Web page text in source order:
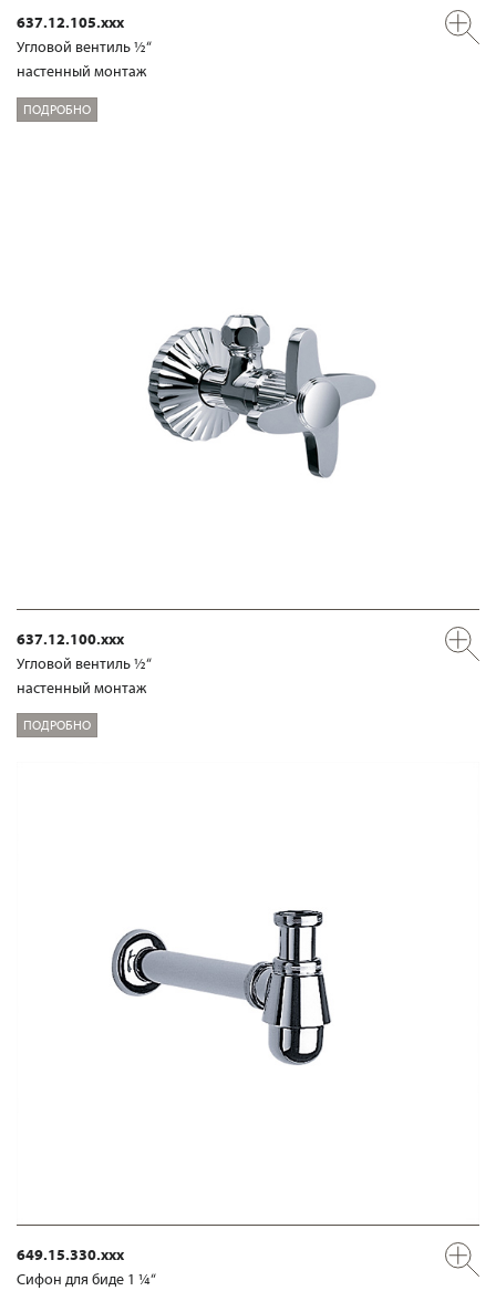
637.12.105.xxx
Угловой вентиль ½“
настенный монтаж
ПОДРОБНО
637.12.100.xxx
Угловой вентиль ½“
настенный монтаж
ПОДРОБНО
649.15.330.xxx
Сифон для биде 1 ¼“